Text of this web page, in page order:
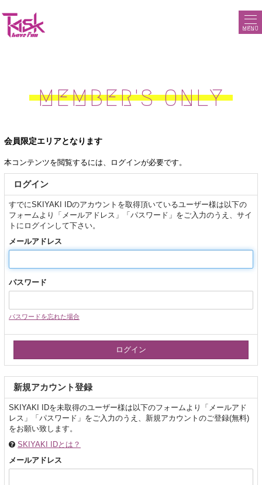
MENU
MEMBER'S ONLY
会員限定エリアとなります
本コンテンツを閲覧するには、ログインが必要です。
ログイン
すでにSKIYAKI IDのアカウントを取得頂いているユーザー様は以下の
フォームより「メールアドレス」「パスワード」をご入力のうえ、サイ
トにログインして下さい。
メールアドレス
パスワード
パスワードを忘れた場合
新規アカウント登録
SKIYAKI IDを未取得のユーザー様は以下のフォームより「メールアド
レス」「パスワード」をご入力のうえ、新規アカウントのご登録(無料)
をお願い致します。
SKIYAKI IDとは？
メールアドレス